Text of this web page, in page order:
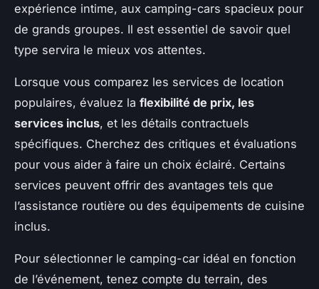
expérience intime, aux camping-cars spacieux pour
de grands groupes. Il est essentiel de savoir quel
type servira le mieux vos attentes.
Lorsque vous comparez les services de location
populaires, évaluez la flexibilité de prix, les
services inclus, et les détails contractuels
spécifiques. Cherchez des critiques et évaluations
pour vous aider à faire un choix éclairé. Certains
services peuvent offrir des avantages tels que
l’assistance routière ou des équipements de cuisine
inclus.
Pour sélectionner le camping-car idéal en fonction
de l’événement, tenez compte du terrain, des